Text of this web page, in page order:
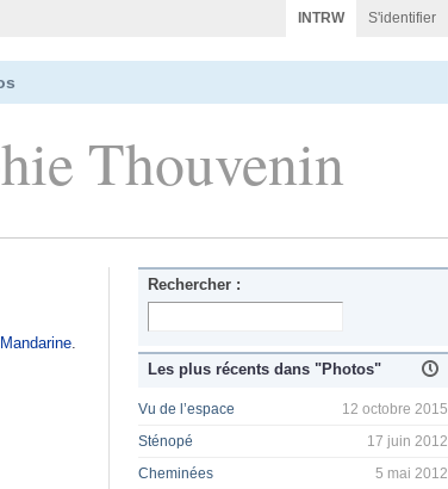
INTRW S'identifier
Thouvenin
Rechercher :
Les plus récents dans "Photos"
Vu de l’espace
12 octobre 2015
Sténopé
17 juin 2012
Cheminées
5 mai 2012